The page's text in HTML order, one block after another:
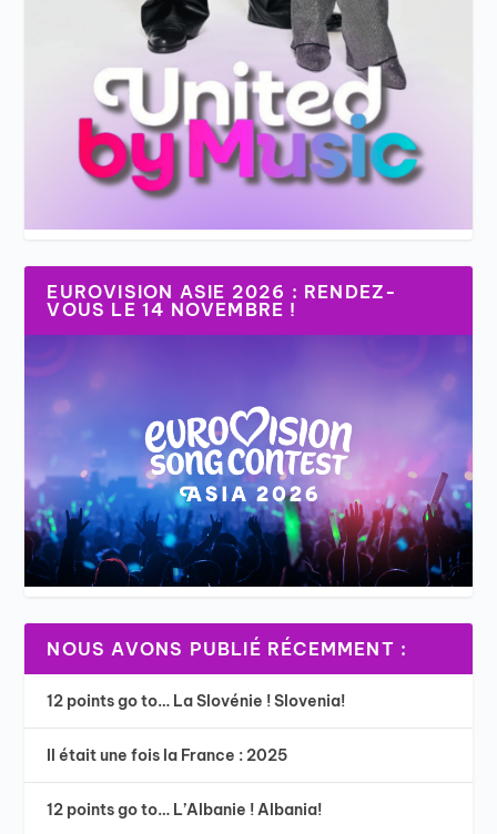
EUROVISION ASIE 2026 : RENDEZ-
VOUS LE 14 NOVEMBRE !
NOUS AVONS PUBLIÉ RÉCEMMENT :
12 points go to… La Slovénie ! Slovenia!
Il était une fois la France : 2025
12 points go to… L’Albanie ! Albania!